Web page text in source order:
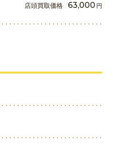
店頭買取価格 63,000 円